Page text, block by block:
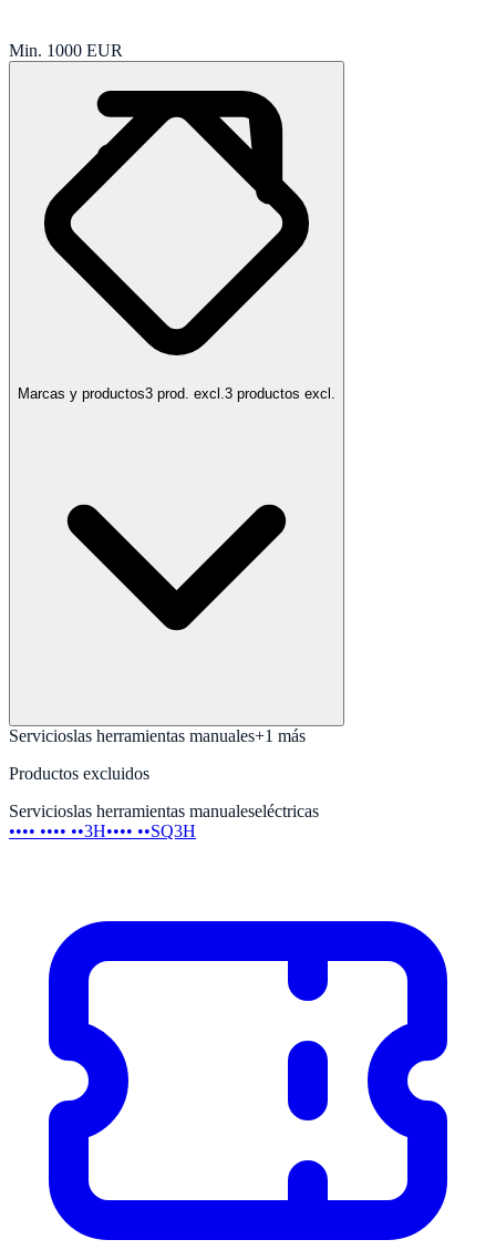
Min. 1000 EUR
Marcas y productos3 prod. excl. 3 productos excl.
Servicioslas herramientas manuales+1 más
Productos excluidos
Servicioslas herramientas manualeseléctricas
•••• •••• ••3H•••• ••SQ3H